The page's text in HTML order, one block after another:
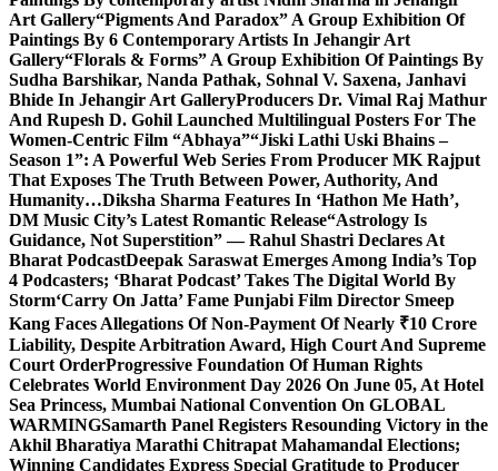
Art Gallery“Pigments And Paradox” A Group Exhibition Of
Paintings By 6 Contemporary Artists In Jehangir Art
Gallery“Florals & Forms” A Group Exhibition Of Paintings By
Sudha Barshikar, Nanda Pathak, Sohnal V. Saxena, Janhavi
Bhide In Jehangir Art GalleryProducers Dr. Vimal Raj Mathur
And Rupesh D. Gohil Launched Multilingual Posters For The
Women-Centric Film “Abhaya”“Jiski Lathi Uski Bhains –
Season 1”: A Powerful Web Series From Producer MK Rajput
That Exposes The Truth Between Power, Authority, And
Humanity…Diksha Sharma Features In ‘Hathon Me Hath’,
DM Music City’s Latest Romantic Release“Astrology Is
Guidance, Not Superstition” — Rahul Shastri Declares At
Bharat PodcastDeepak Saraswat Emerges Among India’s Top
4 Podcasters; ‘Bharat Podcast’ Takes The Digital World By
Storm‘Carry On Jatta’ Fame Punjabi Film Director Smeep
Kang Faces Allegations Of Non-Payment Of Nearly ₹10 Crore
Liability, Despite Arbitration Award, High Court And Supreme
Court OrderProgressive Foundation Of Human Rights
Celebrates World Environment Day 2026 On June 05, At Hotel
Sea Princess, Mumbai National Convention On GLOBAL
WARMINGSamarth Panel Registers Resounding Victory in the
Akhil Bharatiya Marathi Chitrapat Mahamandal Elections;
Winning Candidates Express Special Gratitude to Producer